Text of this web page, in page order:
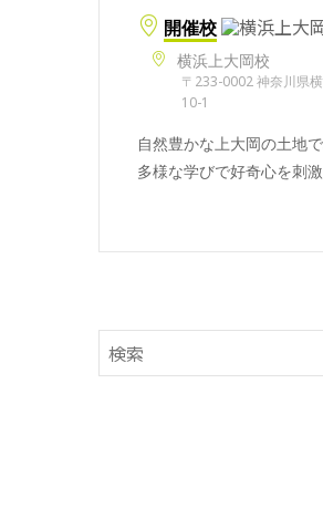
開催校
横浜上大岡校
〒233-0002 神奈川県
10-1
自然豊かな上大岡の土地
多様な学びで好奇心を刺